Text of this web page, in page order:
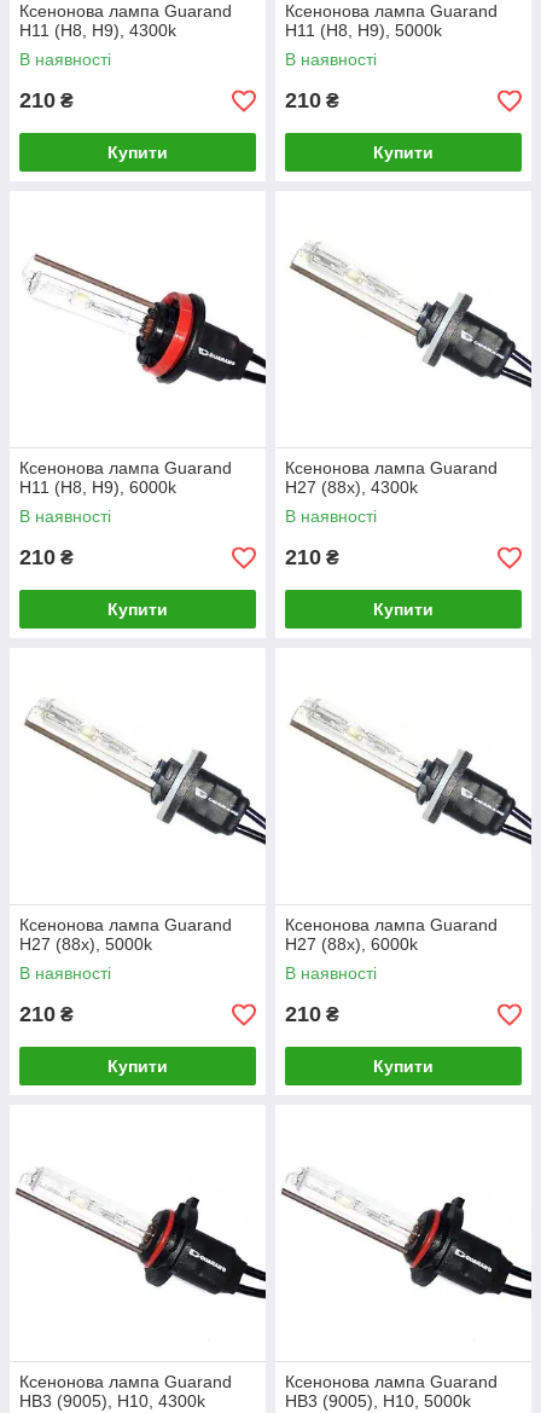
Ксенонова лампа Guarand
H11 (H8, H9), 4300k
В наявності
210 ₴
Купити
Ксенонова лампа Guarand
H11 (H8, H9), 5000k
В наявності
210 ₴
Купити
Ксенонова лампа Guarand
H11 (H8, H9), 6000k
В наявності
210 ₴
Купити
Ксенонова лампа Guarand
H27 (88x), 4300k
В наявності
210 ₴
Купити
Ксенонова лампа Guarand
H27 (88x), 5000k
В наявності
210 ₴
Купити
Ксенонова лампа Guarand
H27 (88x), 6000k
В наявності
210 ₴
Купити
Ксенонова лампа Guarand
HB3 (9005), H10, 4300k
Ксенонова лампа Guarand
HB3 (9005), H10, 5000k